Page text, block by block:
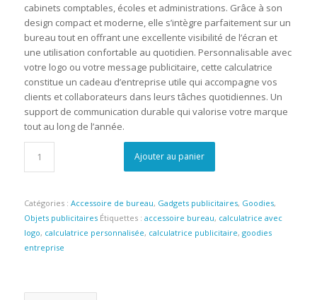
cabinets comptables, écoles et administrations. Grâce à son
design compact et moderne, elle s’intègre parfaitement sur un
bureau tout en offrant une excellente visibilité de l’écran et
une utilisation confortable au quotidien. Personnalisable avec
votre logo ou votre message publicitaire, cette calculatrice
constitue un cadeau d’entreprise utile qui accompagne vos
clients et collaborateurs dans leurs tâches quotidiennes. Un
support de communication durable qui valorise votre marque
tout au long de l’année.
Ajouter au panier
Catégories : Accessoire de bureau, Gadgets publicitaires, Goodies,
Objets publicitaires Étiquettes : accessoire bureau, calculatrice avec
logo, calculatrice personnalisée, calculatrice publicitaire, goodies
entreprise